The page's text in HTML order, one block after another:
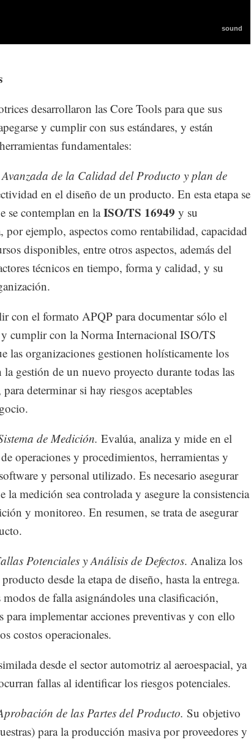
desarrollaron las Core Tools para que sus
y cumplir con sus estándares, y están
fundamentales:
de la Calidad del Producto y plan de
en el diseño de un producto. En esta etapa se
se contemplan en laISO/TS 16949 y su
ejemplo, aspectos como rentabilidad, capacidad
disponibles, entre otros aspectos, además del
técnicos en tiempo, forma y calidad, y su
con el formato APQP para documentar sólo el
cumplir con la Norma Internacional ISO/TS
las organizaciones gestionen holísticamente los
gestión de un nuevo proyecto durante todas las
determinar si hay riesgos aceptables
de Medición. Evalúa, analiza y mide en el
operaciones y procedimientos, herramientas y
y personal utilizado. Es necesario asegurar
la medición sea controlada y asegure la consistencia
y monitoreo. En resumen, se trata de asegurar
Potenciales y Análisis de Defectos. Analiza los
desde la etapa de diseño, hasta la entrega.
de falla asignándoles una clasificación,
para implementar acciones preventivas y con ello
costos operacionales.
desde el sector automotriz al aeroespacial, ya
fallas al identificar los riesgos potenciales.
de las Partes del Producto. Su objetivo
para la producción masiva por proveedores y